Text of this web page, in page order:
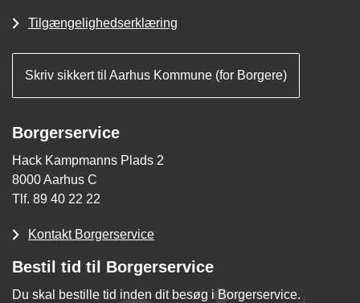
Tilgængelighedserklæring
Skriv sikkert til Aarhus Kommune (for Borgere)
Borgerservice
Hack Kampmanns Plads 2
8000 Aarhus C
Tlf. 89 40 22 22
Kontakt Borgerservice
Bestil tid til Borgerservice
Du skal bestille tid inden dit besøg i Borgerservice.